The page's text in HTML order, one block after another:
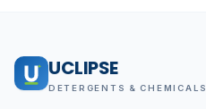
UCLIPSE
DETERGENTS & CHEMICALS